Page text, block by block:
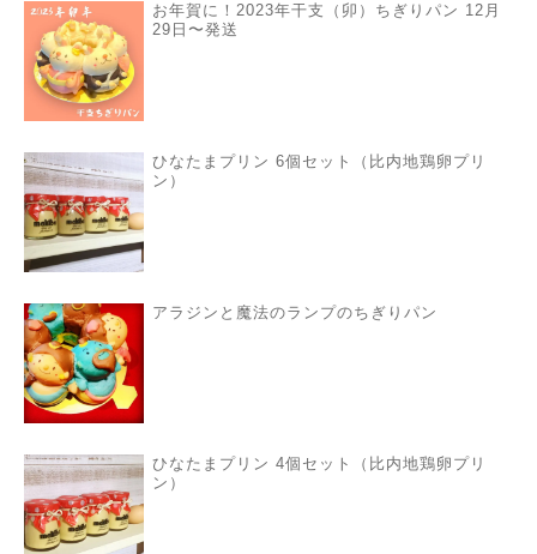
お年賀に！2023年干支（卯）ちぎりパン 12月
29日〜発送
ひなたまプリン 6個セット（比内地鶏卵プリ
ン）
アラジンと魔法のランプのちぎりパン
ひなたまプリン 4個セット（比内地鶏卵プリ
ン）